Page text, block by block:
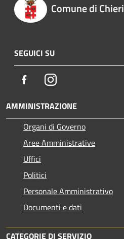
Comune di Chieri
SEGUICI SU
FacebookInstagram
AMMINISTRAZIONE
Organi di Governo
Aree Amministrative
Uffici
Politici
Personale Amministrativo
Documenti e dati
CATEGORIE DI SERVIZIO